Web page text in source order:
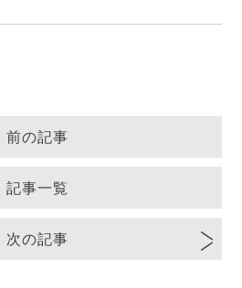
前の記事
記事一覧
次の記事